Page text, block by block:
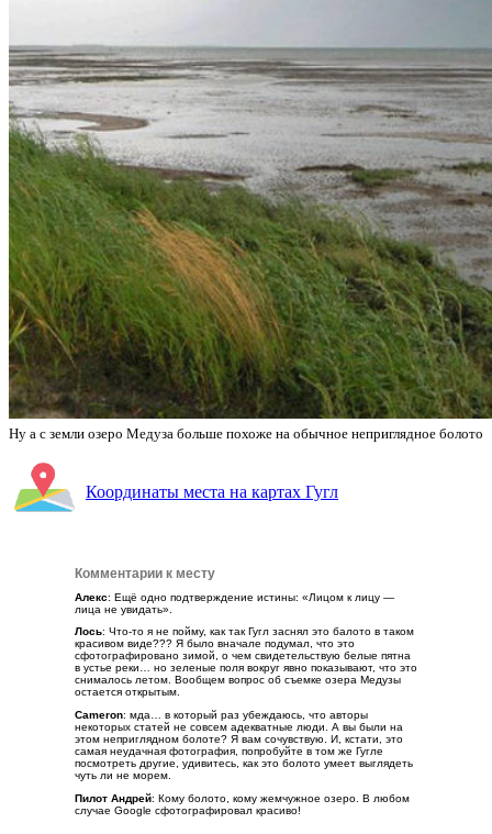
Ну а с земли озеро Медуза больше похоже на обычное неприглядное болото
Координаты места на картах Гугл
Комментарии к месту
Алекс: Ещё одно подтверждение истины: «Лицом к лицу —
лица не увидать».
Лось: Что-то я не пойму, как так Гугл заснял это балото в таком
красивом виде??? Я было вначале подумал, что это
сфотографировано зимой, о чем свидетельствую белые пятна
в устье реки… но зеленые поля вокруг явно показывают, что это
снималось летом. Вообщем вопрос об съемке озера Медузы
остается открытым.
Cameron: мда… в который раз убеждаюсь, что авторы
некоторых статей не совсем адекватные люди. А вы были на
этом неприглядном болоте? Я вам сочувствую. И, кстати, это
самая неудачная фотография, попробуйте в том же Гугле
посмотреть другие, удивитесь, как это болото умеет выглядеть
чуть ли не морем.
Пилот Андрей: Кому болото, кому жемчужное озеро. В любом
случае Google сфотографировал красиво!